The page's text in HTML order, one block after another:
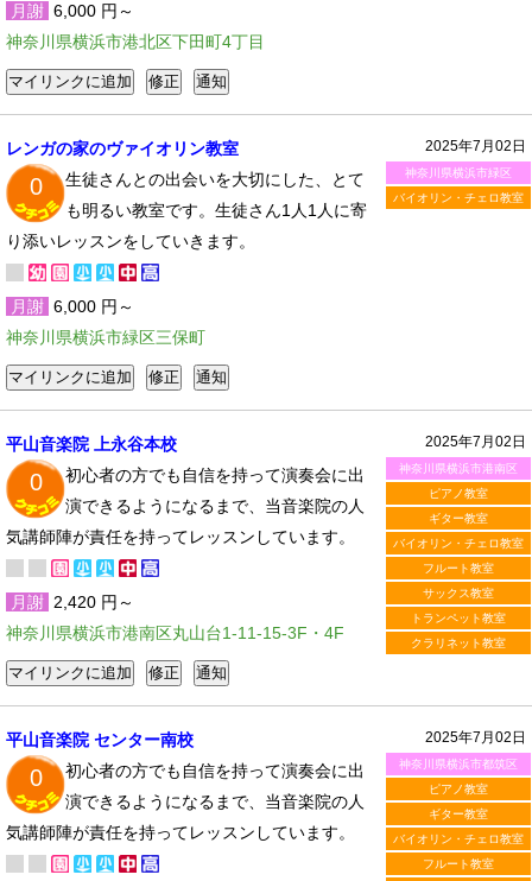
月謝 6,000 円～
神奈川県横浜市港北区下田町4丁目
2025年7月02日
神奈川県横浜市緑区
バイオリン・チェロ教室
レンガの家のヴァイオリン教室
0
生徒さんとの出会いを大切にした、とて
も明るい教室です。生徒さん1人1人に寄
り添いレッスンをしていきます。
月謝 6,000 円～
神奈川県横浜市緑区三保町
2025年7月02日
神奈川県横浜市港南区
ピアノ教室
ギター教室
バイオリン・チェロ教室
フルート教室
サックス教室
トランペット教室
クラリネット教室
平山音楽院 上永谷本校
0
初心者の方でも自信を持って演奏会に出
演できるようになるまで、当音楽院の人
気講師陣が責任を持ってレッスンしています。
月謝 2,420 円～
神奈川県横浜市港南区丸山台1-11-15-3F・4F
2025年7月02日
神奈川県横浜市都筑区
ピアノ教室
ギター教室
バイオリン・チェロ教室
フルート教室
平山音楽院 センター南校
0
初心者の方でも自信を持って演奏会に出
演できるようになるまで、当音楽院の人
気講師陣が責任を持ってレッスンしています。